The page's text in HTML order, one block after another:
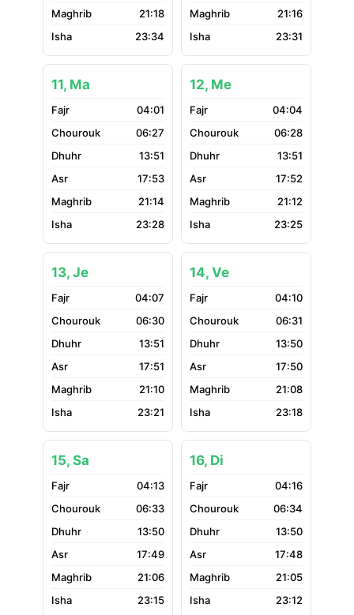
21:18
23:34
21:16
23:31
11, Ma
04:01
06:27
13:51
17:53
21:14
23:28
12, Me
04:04
06:28
13:51
17:52
21:12
23:25
13, Je
04:07
06:30
13:51
17:51
21:10
23:21
14, Ve
04:10
06:31
13:50
17:50
21:08
23:18
15, Sa
04:13
06:33
13:50
17:49
21:06
23:15
16, Di
04:16
06:34
13:50
17:48
21:05
23:12